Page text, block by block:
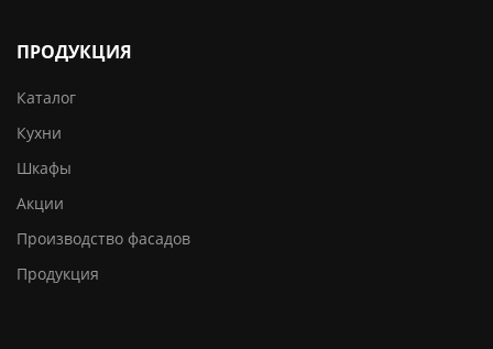
ПРОДУКЦИЯ
Каталог
Кухни
Шкафы
Акции
Производство фасадов
Продукция